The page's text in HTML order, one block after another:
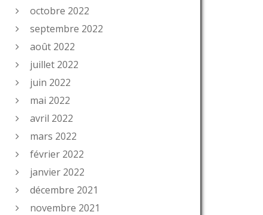
octobre 2022
septembre 2022
août 2022
juillet 2022
juin 2022
mai 2022
avril 2022
mars 2022
février 2022
janvier 2022
décembre 2021
novembre 2021